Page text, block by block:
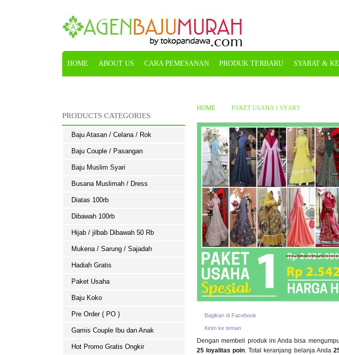
HOME ABOUT US CARA PEMESANAN PRODUK TERBARU SYARAT &
PRODUCTS CATEGORIES
Baju Atasan / Celana / Rok
Baju Couple / Pasangan
Baju Muslim Syari
Busana Muslimah / Dress
Diatas 100rb
Dibawah 100rb
Hijab / jilbab Dibawah 50 Rb
Mukena / Sarung / Sajadah
Hadiah Gratis
Paket Usaha
Baju Koko
Pre Order ( PO )
Gamis Couple Ibu dan Anak
Hot Promo Gratis Ongkir
HOME PAKET USAHA 1 SYAR'I
Bagikan di Facebook
Kirim ke teman
Dengan membeli produk ini Anda bisa
25 loyalitas poin. Total keranjang belanja Anda